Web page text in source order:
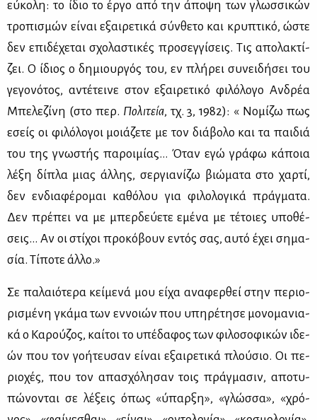
εύ­κο­λη: το ίδιο το έρ­γο από την άπο­ψη των γλωσ­σι­κών
τρο­πι­σμών εί­ναι εξαι­ρε­τι­κά σύν­θε­το και κρυ­πτι­κό, ώστε
δεν επι­δέ­χε­ται σχο­λα­στι­κές προ­σεγ­γί­σεις. Τις απο­λα­κτί­
ζει. Ο ίδιος ο δη­μιουρ­γός του, εν πλή­ρει συ­νει­δή­σει του
γε­γο­νό­τος, αντέ­τει­νε στον εξαι­ρε­τι­κό φι­λό­λο­γο Αν­δρέα
Μπε­λε­ζί­νη (στο περ. Πο­λι­τεία, τχ. 3, 1982): « Νο­μί­ζω πως
εσείς οι φι­λό­λο­γοι μοιά­ζε­τε με τον διά­βο­λο και τα παι­διά
του της γνω­στής πα­ροι­μί­ας… Όταν εγώ γρά­φω κά­ποια
λέ­ξη δί­πλα μιας άλ­λης, σερ­για­νί­ζω βιώ­μα­τα στο χαρ­τί,
δεν εν­δια­φέ­ρο­μαι κα­θό­λου για φι­λο­λο­γι­κά πράγ­μα­τα.
Δεν πρέ­πει να με μπερ­δεύ­ε­τε εμέ­να με τέ­τοιες υπο­θέ­
σεις… Αν οι στί­χοι προ­κό­βουν εντός σας, αυ­τό έχει ση­μα­
σία. Τί­πο­τε άλ­λο.»
Σε πα­λαιό­τε­ρα κεί­με­νά μου εί­χα ανα­φερ­θεί στην πε­ριο­
ρι­σμέ­νη γκά­μα των εν­νοιών που υπη­ρέ­τη­σε μο­νο­μα­νια­
κά ο Κα­ρού­ζος, καί­τοι το υπέ­δα­φος των φι­λο­σο­φι­κών ιδε­
ών που τον γο­ή­τευ­σαν εί­ναι εξαι­ρε­τι­κά πλού­σιο. Οι πε­
ριο­χές, που τον απα­σχό­λη­σαν τοις πράγ­μα­σιν, απο­τυ­
πώ­νο­νται σε λέ­ξεις όπως «ύπαρ­ξη», «γλώσ­σα», «χρό­